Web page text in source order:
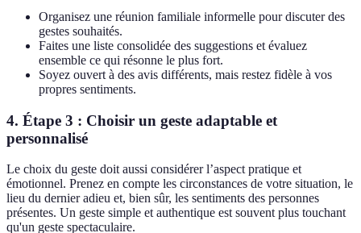
Organisez une réunion familiale informelle pour discuter des
gestes souhaités.
Faites une liste consolidée des suggestions et évaluez
ensemble ce qui résonne le plus fort.
Soyez ouvert à des avis différents, mais restez fidèle à vos
propres sentiments.
4. Étape 3 : Choisir un geste adaptable et
personnalisé
Le choix du geste doit aussi considérer l’aspect pratique et
émotionnel. Prenez en compte les circonstances de votre situation, le
lieu du dernier adieu et, bien sûr, les sentiments des personnes
présentes. Un geste simple et authentique est souvent plus touchant
qu'un geste spectaculaire.